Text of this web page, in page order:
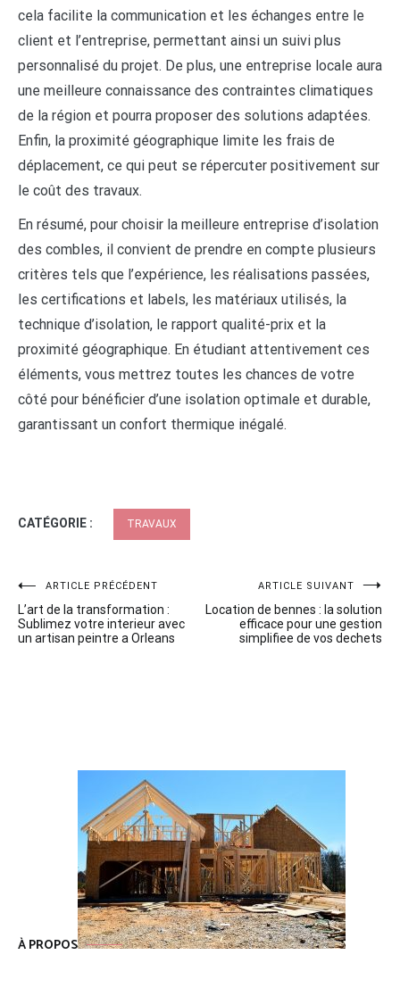
cela facilite la communication et les échanges entre le
client et l’entreprise, permettant ainsi un suivi plus
personnalisé du projet. De plus, une entreprise locale aura
une meilleure connaissance des contraintes climatiques
de la région et pourra proposer des solutions adaptées.
Enfin, la proximité géographique limite les frais de
déplacement, ce qui peut se répercuter positivement sur
le coût des travaux.
En résumé, pour choisir la meilleure entreprise d’isolation
des combles, il convient de prendre en compte plusieurs
critères tels que l’expérience, les réalisations passées,
les certifications et labels, les matériaux utilisés, la
technique d’isolation, le rapport qualité-prix et la
proximité géographique. En étudiant attentivement ces
éléments, vous mettrez toutes les chances de votre
côté pour bénéficier d’une isolation optimale et durable,
garantissant un confort thermique inégalé.
CATÉGORIE : TRAVAUX
Navigation
de
l’article
ARTICLE PRÉCÉDENT
L’art de la transformation :
Sublimez votre interieur avec
un artisan peintre a Orleans
ARTICLE SUIVANT
Location de bennes : la solution
efficace pour une gestion
simplifiee de vos dechets
À PROPOS